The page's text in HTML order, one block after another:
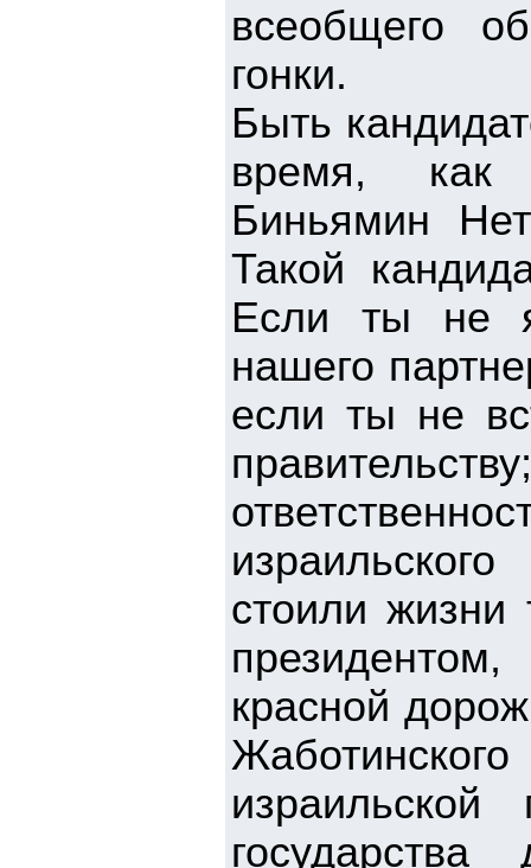
всеобщего
гонки.
Быть
время, как
Биньямин
Такой
Если ты не
нашего
если ты не
стоили
красной
израильской